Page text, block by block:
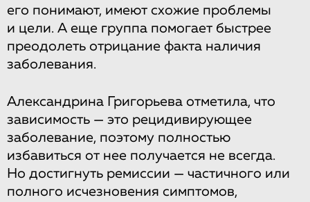
его понимают, имеют схожие проблемы
и цели. А еще группа помогает быстрее
преодолеть отрицание факта наличия
заболевания.
Александрина Григорьева отметила, что
зависимость — это рецидивирующее
заболевание, поэтому полностью
избавиться от нее получается не всегда.
Но достигнуть ремиссии — частичного или
полного исчезновения симптомов,